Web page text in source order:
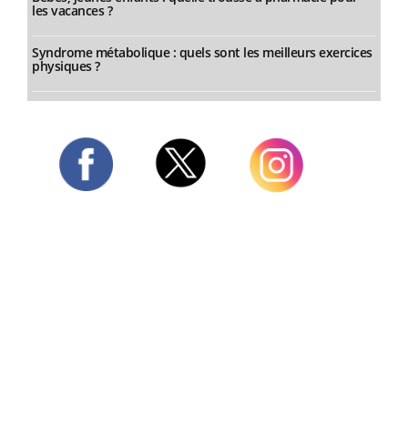
les vacances ?
Syndrome métabolique : quels sont les meilleurs exercices
physiques ?